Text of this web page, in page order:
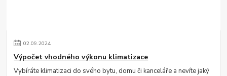
02.09.2024
Výpočet vhodného výkonu klimatizace
Vybíráte klimatizaci do svého bytu, domu či kanceláře a nevíte jaký